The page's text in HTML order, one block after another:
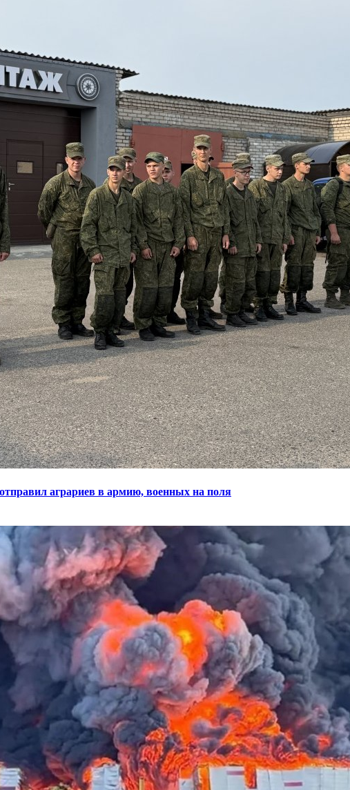
аграриев в армию, военных на поля